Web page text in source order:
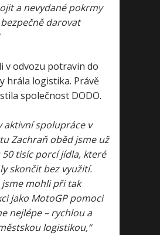
a nevydané pokrmy
darovat
v odvozu potravin do
hrála logistika. Právě
společnost DODO.
aktivní spolupráce v
Zachraň oběd jsme už
tisíc porcí jídla, které
skončit bez využití.
jsme mohli při tak
jako MotoGP pomoci
nejlépe – rychlou a
logistikou,“